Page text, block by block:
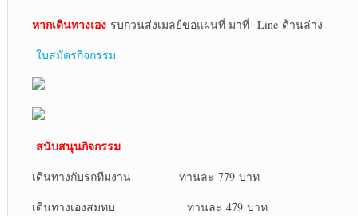
หากเดินทางเองรบกวนส่งเมลย์ขอแผนที่ มาที่ Line ด้านล่าง
ใบสมัครกิจกรรม
สนับสนุนกิจกรรม
เดินทางกับรถทีมงาน ท่านละ 779 บาท
เดินทางเองสมทบ ท่านละ 479 บาท